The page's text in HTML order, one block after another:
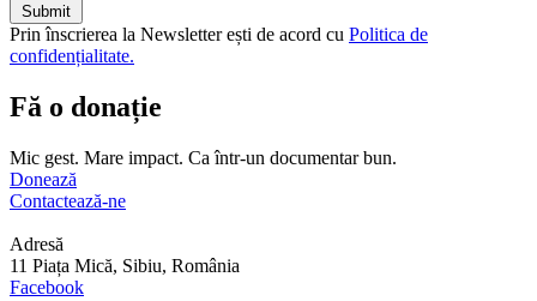
Submit
Prin înscrierea la Newsletter ești de acord cu Politica de
confidențialitate.
Fă o donație
Mic gest. Mare impact. Ca într-un documentar bun.
Donează
Contactează-ne
Adresă
11 Piața Mică, Sibiu, România
Facebook